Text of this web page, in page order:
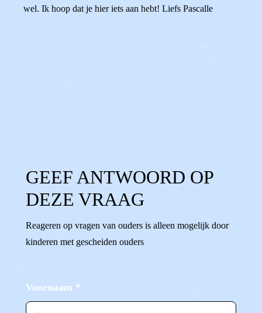
wel. Ik hoop dat je hier iets aan hebt! Liefs Pascalle
GEEF ANTWOORD OP
DEZE VRAAG
Reageren op vragen van ouders is alleen mogelijk door
kinderen met gescheiden ouders
Voornaam *